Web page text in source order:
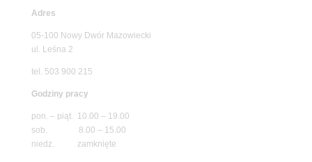
Adres
05-100 Nowy Dwór Mazowiecki
ul. Leśna 2
tel. 503 900 215
Godziny pracy
pon. – piąt. 10.00 – 19.00
sob. 8.00 – 15.00
niedz. zamknięte